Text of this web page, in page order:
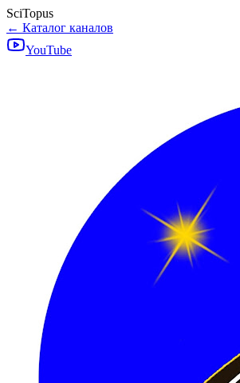
SciTopus
← Каталог каналов
YouTube